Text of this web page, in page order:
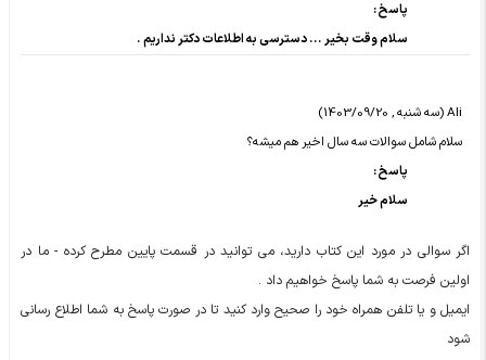
پاسخ :
سلام وقت بخیر ... دسترسی به اطلاعات دکتر نداریم .
Ali (سه شنبه , 1403/09/20)
سلام شامل سوالات سه سال اخیر هم میشه؟
پاسخ :
سلام خیر
اگر سوالی در مورد این کتاب دارید، می توانید در قسمت پایین مطرح کرده - ما در
اولین فرصت به شما پاسخ خواهیم داد .
ایمیل و یا تلفن همراه خود را صحیح وارد کنید تا در صورت پاسخ به شما اطلاع رسانی
شود